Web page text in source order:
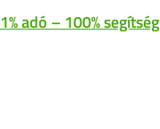
1% adó – 100% segítség